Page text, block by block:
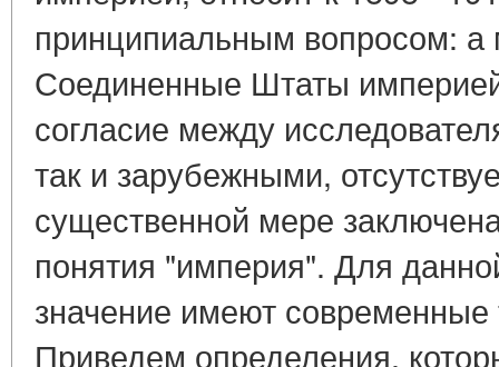
принципиальным вопросом:
Соединенные Штаты
согласие между
так и зарубежными,
существенной мере
понятия "империя". Для
значение имеют современные
Приведем определения,